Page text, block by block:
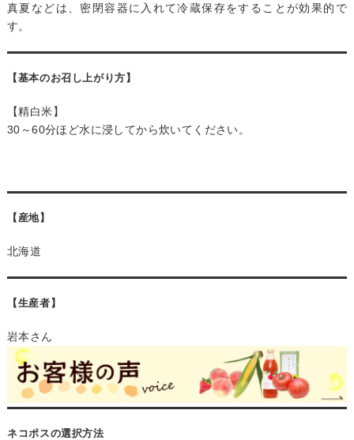
真夏などは、密閉容器に入れて冷蔵保存をすることが効果的で
す。
【基本のお召し上がり方】
【精白米】
30～60分ほど水に浸してから炊いてください。
【産地】
北海道
【生産者】
岩本さん
ネコポスの選択方法